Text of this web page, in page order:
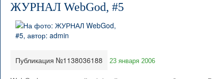
ЖУРНАЛ WebGod, #5
Публикация №1138036188 23 января 2006